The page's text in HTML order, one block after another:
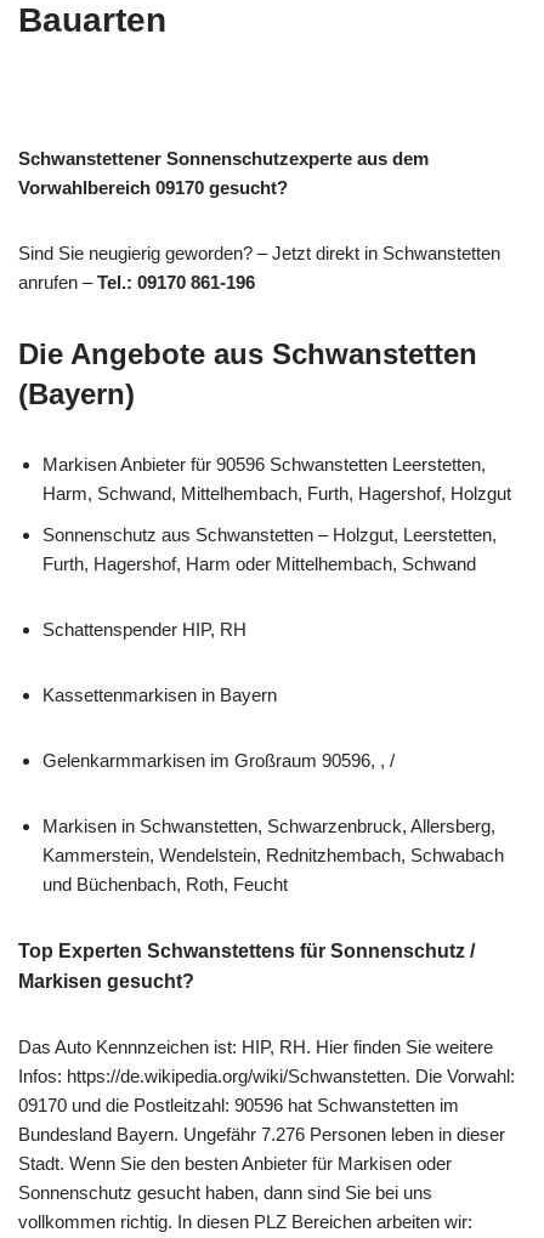
Bauarten
Schwanstettener Sonnenschutzexperte aus dem
Vorwahlbereich 09170 gesucht?
Sind Sie neugierig geworden? – Jetzt direkt in Schwanstetten
anrufen –Tel.: 09170 861-196
Die Angebote aus Schwanstetten
(Bayern)
Markisen Anbieter für 90596 Schwanstetten Leerstetten,
Harm, Schwand, Mittelhembach, Furth, Hagershof, Holzgut
Sonnenschutz aus Schwanstetten – Holzgut, Leerstetten,
Furth, Hagershof, Harm oder Mittelhembach, Schwand
Schattenspender HIP, RH
Kassettenmarkisen in Bayern
Gelenkarmmarkisen im Großraum 90596, , /
Markisen in Schwanstetten, Schwarzenbruck, Allersberg,
Kammerstein, Wendelstein, Rednitzhembach, Schwabach
und Büchenbach, Roth, Feucht
Top Experten Schwanstettens für Sonnenschutz /
Markisen gesucht?
Das Auto Kennnzeichen ist: HIP, RH. Hier finden Sie weitere
Infos: https://de.wikipedia.org/wiki/Schwanstetten. Die Vorwahl:
09170 und die Postleitzahl: 90596 hat Schwanstetten im
Bundesland Bayern. Ungefähr 7.276 Personen leben in dieser
Stadt. Wenn Sie den besten Anbieter für Markisen oder
Sonnenschutz gesucht haben, dann sind Sie bei uns
vollkommen richtig. In diesen PLZ Bereichen arbeiten wir: